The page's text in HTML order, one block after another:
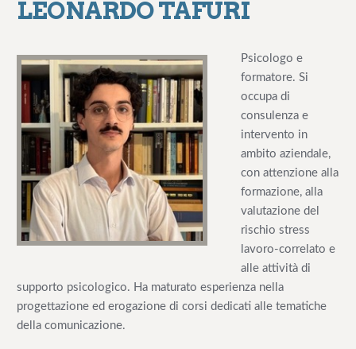
v
a
z
o
e
e
o
LEONARDO TAFURI
Psicologo e
formatore. Si
occupa di
consulenza e
intervento in
ambito aziendale,
con attenzione alla
formazione, alla
valutazione del
rischio stress
lavoro-correlato e
alle attività di
supporto psicologico. Ha maturato esperienza nella
progettazione ed erogazione di corsi dedicati alle tematiche
della comunicazione.